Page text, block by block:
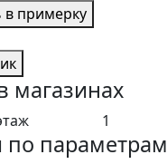
в примерку
магазинах
1
по параметрам